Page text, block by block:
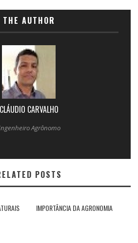
THE AUTHOR
CLÁUDIO CARVALHO
Agrônomo
POSTS
IMPORTÂNCIA DA AGRONOMIA